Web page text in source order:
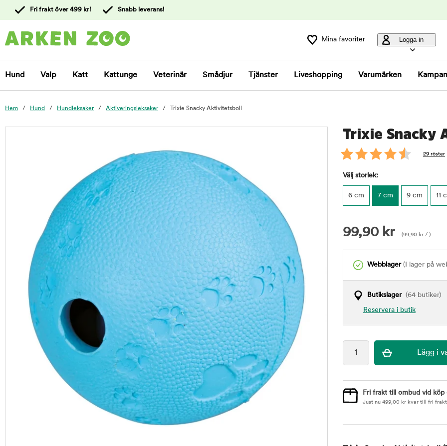
kundtjänst
Fri frakt över 499 kr! Snabb leverans!
Mina favoriter Logga in
Hund Valp Katt Kattunge Veterinär Smådjur Tjänster Liveshopping Varumärken
Hem Hund Hundleksaker Aktiveringsleksaker Trixie Snacky Aktivitetsboll
Trixie Snacky
29 röster
Välj storlek:
6 cm 7 cm 9 cm 11
99,90 kr (99,90 kr / )
Webblager(I lager på
Butikslager(64 butiker)
Reservera i butik
Fri frakt till ombud vid köp
Just nu 499,00 kr kvar till fri